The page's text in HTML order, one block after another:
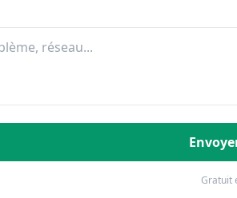
Gratuit